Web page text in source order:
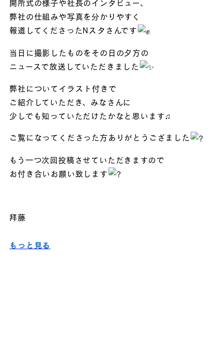
開所式の様子や社長のインタビュー、
弊社の仕組みや写真を分かりやすく
報道してくださったNスタさんです
当日に撮影したものをその日の夕方の
ニュースで放送していただきました
弊社についてイラスト付きで
ご紹介していただき、みなさんに
少しでも知っていただけたかなと思います♫
ご覧になってくださった方ありがとうござました
もう一つ次回投稿させていただきますので
お付き合いお願い致します
拜藤
もっと見る